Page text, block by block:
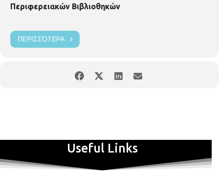
Περιφερειακών Βιβλιοθηκών
ΠΕΡΙΣΣΌΤΕΡΑ
Useful Links